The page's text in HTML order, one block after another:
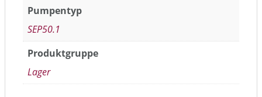
Pumpentyp
SEP50.1
Produktgruppe
Lager